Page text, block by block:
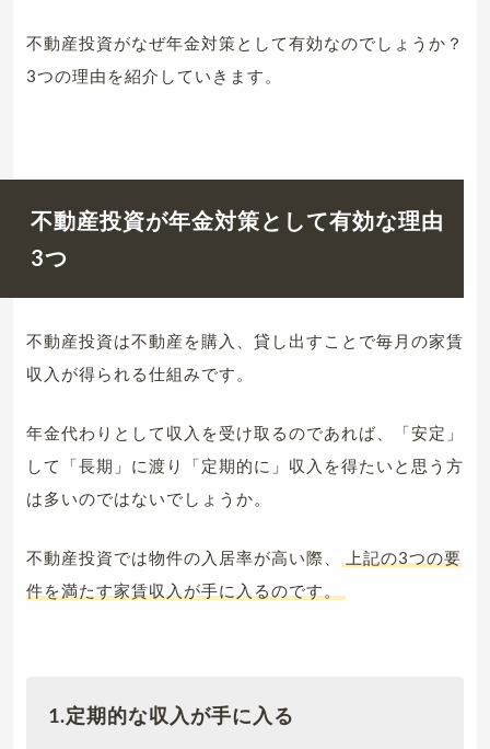
不動産投資がなぜ年金対策として有効なのでしょうか？
3つの理由を紹介していきます。
不動産投資が年金対策として有効な理由
3つ
不動産投資は不動産を購入、貸し出すことで毎月の家賃
収入が得られる仕組みです。
年金代わりとして収入を受け取るのであれば、「安定」
して「長期」に渡り「定期的に」収入を得たいと思う方
は多いのではないでしょうか。
不動産投資では物件の入居率が高い際、
上記の3つの要
件を満たす家賃収入が手に入るのです。
1.定期的な収入が手に入る